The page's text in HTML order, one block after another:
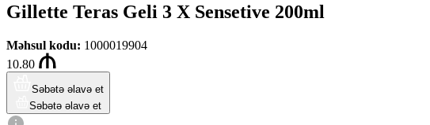
Gillette Teras Geli 3 X Sensetive 200ml
Məhsul kodu: 1000019904
10.80
Səbətə əlavə et
Səbətə əlavə et